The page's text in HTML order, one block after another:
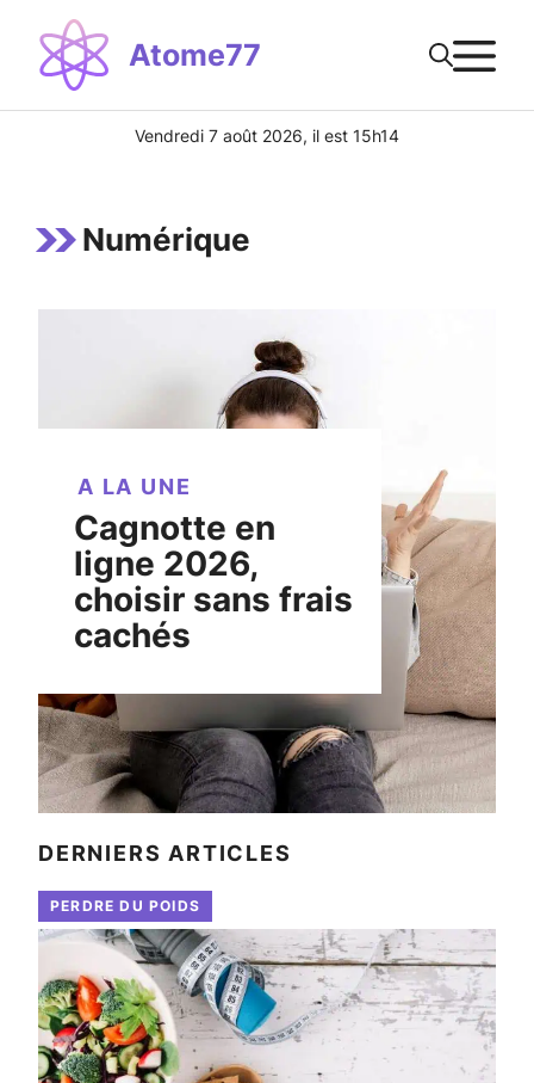
contenu
Atome77
Vendredi 7 août 2026, il est 15h14
Numérique
A LA UNE
Cagnotte en
ligne 2026,
choisir sans frais
cachés
DERNIERS ARTICLES
PERDRE DU POIDS